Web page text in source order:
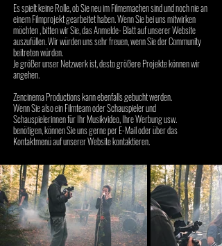
Es spielt keine Rolle, ob Sie neu im Filmemachen sind und noch nie an
einem Filmprojekt gearbeitet haben. Wenn Sie bei uns mitwirken
möchten , bitten wir Sie, das Anmelde- Blatt auf unserer Website
auszufüllen. Wir würden uns sehr freuen, wenn Sie der Community
beitreten würden.
Je größer unser Netzwerk ist, desto größere Projekte können wir
angehen.
Zencinema Productions kann ebenfalls gebucht werden.
Wenn Sie also ein Filmteam oder Schauspieler und
Schauspielerinnen für Ihr Musikvideo, Ihre Werbung usw.
benötigen, können Sie uns gerne per E-Mail oder über das
Kontaktmenü auf unserer Website kontaktieren.